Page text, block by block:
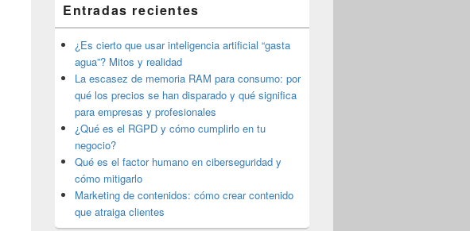
área
de
widget
barra
lateral
primaria
Entradas recientes
¿Es cierto que usar inteligencia artificial “gasta
agua”? Mitos y realidad
La escasez de memoria RAM para consumo: por
qué los precios se han disparado y qué significa
para empresas y profesionales
¿Qué es el RGPD y cómo cumplirlo en tu
negocio?
Qué es el factor humano en ciberseguridad y
cómo mitigarlo
Marketing de contenidos: cómo crear contenido
que atraiga clientes